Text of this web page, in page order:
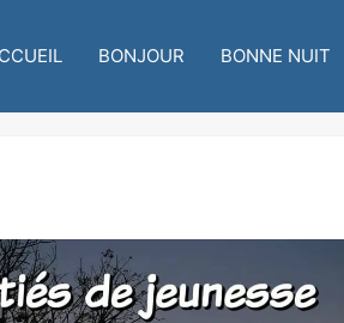
BONJOUR BONNE NUIT